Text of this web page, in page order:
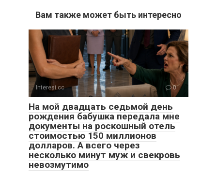
Вам также может быть интересно
Interesi.cc 0
На мой двадцать седьмой день
рождения бабушка передала мне
документы на роскошный отель
стоимостью 150 миллионов
долларов. А всего через
несколько минут муж и свекровь
невозмутимо